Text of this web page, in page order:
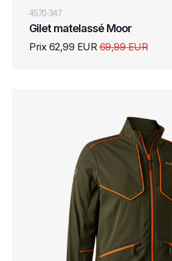
4570-347
Gilet matelassé Moor
Prix 62,99 EUR69,99 EUR